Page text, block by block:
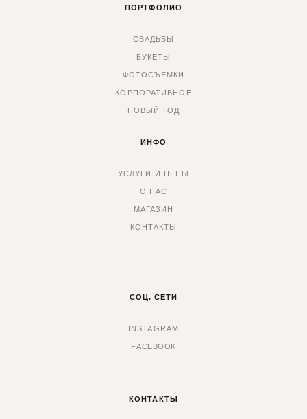
ПОРТФОЛИО
СВАДЬБЫ
БУКЕТЫ
ФОТОСЪЕМКИ
КОРПОРАТИВНОЕ
НОВЫЙ ГОД
ИНФО
УСЛУГИ И ЦЕНЫ
О НАС
МАГАЗИН
КОНТАКТЫ
СОЦ. СЕТИ
INSTAGRAM
FACEBOOK
КОНТАКТЫ